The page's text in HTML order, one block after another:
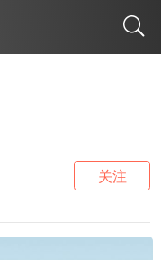
关注
取消